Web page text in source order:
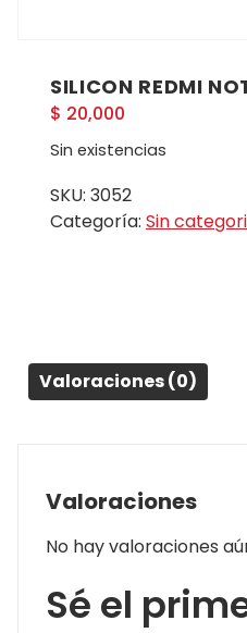
SILICON REDMI
$ 20,000
Sin existencias
SKU: 3052
Categoría: Sin
Valoraciones (0)
Valoraciones
No hay valoraciones
Sé el